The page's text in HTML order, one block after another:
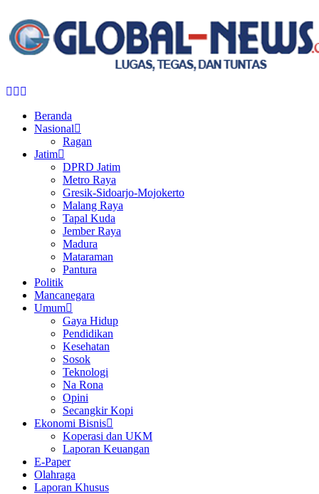
Facebook
Twitter
Beranda
Nasional
Ragan
Jatim
DPRD Jatim
Metro Raya
Gresik-Sidoarjo-Mojokerto
Malang Raya
Tapal Kuda
Jember Raya
Madura
Mataraman
Pantura
Politik
Mancanegara
Umum
Gaya Hidup
Pendidikan
Kesehatan
Sosok
Teknologi
Na Rona
Opini
Secangkir Kopi
Ekonomi Bisnis
Koperasi dan UKM
Laporan Keuangan
E-Paper
Olahraga
Laporan Khusus